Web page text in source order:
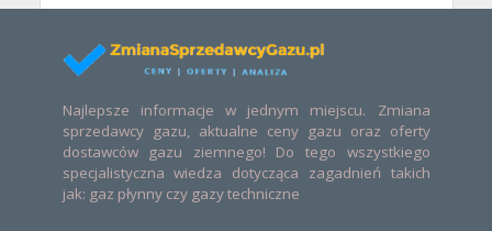
Najlepsze informacje w jednym miejscu. Zmiana
sprzedawcy gazu, aktualne ceny gazu oraz oferty
dostawców gazu ziemnego! Do tego wszystkiego
specjalistyczna wiedza dotycząca zagadnień takich
jak: gaz płynny czy gazy techniczne